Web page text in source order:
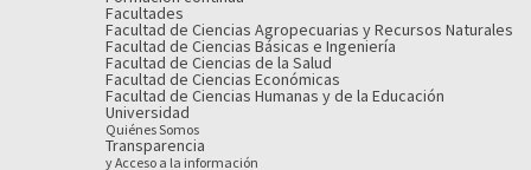
Facultades
Facultad de Ciencias Agropecuarias y Recursos Naturales
Facultad de Ciencias Básicas e Ingeniería
Facultad de Ciencias de la Salud
Facultad de Ciencias Económicas
Facultad de Ciencias Humanas y de la Educación
Universidad
Quiénes Somos
Transparencia
y Acceso a la información